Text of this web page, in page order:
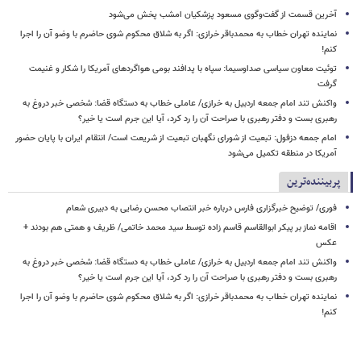
آخرین قسمت از گفت‌وگوی مسعود پزشکیان امشب پخش می‌شود
نماینده تهران خطاب به محمدباقر خرازی: اگر به شلاق محکوم شوی حاضرم با وضو آن را اجرا
کنم!
توئیت معاون سیاسی صداوسیما: سپاه با پدافند بومی هواگردهای آمریکا را شکار و غنیمت
گرفت
واکنش تند امام جمعه اردبیل به خرازی/ عاملی خطاب به دستگاه قضا: شخصی خبر دروغ به
رهبری بست و دفتر رهبری با صراحت آن را رد کرد، آیا این جرم است یا خیر؟
امام جمعه دزفول: تبعیت از شورای نگهبان تبعیت از شریعت است/ انتقام ایران با پایان حضور
آمریکا در منطقه تکمیل می‌شود
پربیننده‌ترین
فوری/ توضیح خبرگزاری فارس درباره خبر انتصاب محسن رضایی به دبیری شعام
اقامه نماز بر پیکر ابوالقاسم قاسم زاده توسط سید محمد خاتمی/ ظریف و همتی هم بودند +
عکس
واکنش تند امام جمعه اردبیل به خرازی/ عاملی خطاب به دستگاه قضا: شخصی خبر دروغ به
رهبری بست و دفتر رهبری با صراحت آن را رد کرد، آیا این جرم است یا خیر؟
نماینده تهران خطاب به محمدباقر خرازی: اگر به شلاق محکوم شوی حاضرم با وضو آن را اجرا
کنم!